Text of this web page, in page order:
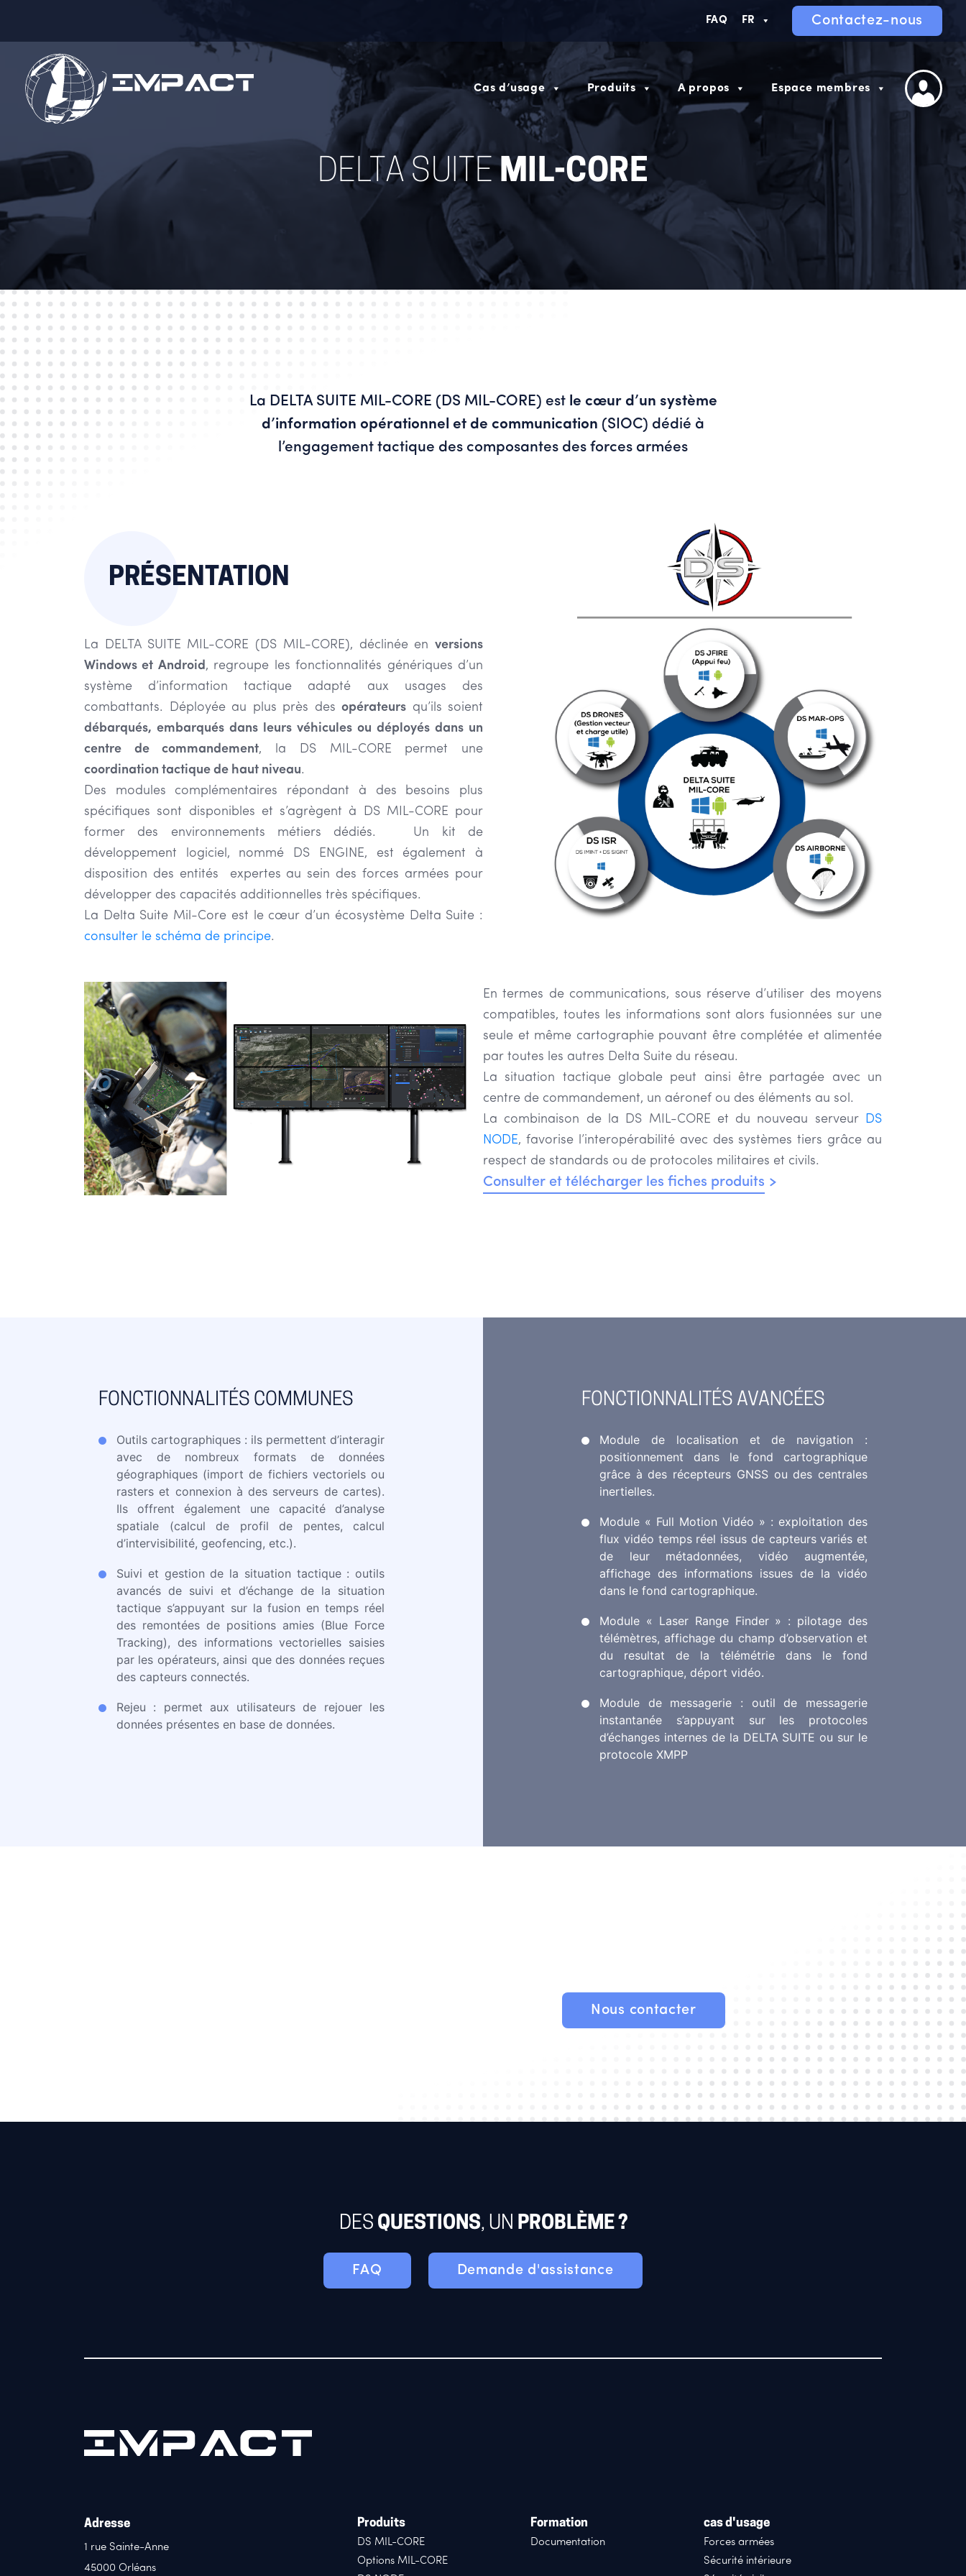
FAQ FR Contactez-nous
Cas d’usage Produits A propos Espace membres
DELTA SUITEMIL-CORE
La DELTA SUITE MIL-CORE (DS MIL-CORE) est le cœur d’un système
d’information opérationnel et de communication (SIOC) dédié à
l’engagement tactique des composantes des forces armées
PRÉSENTATION
La DELTA SUITE MIL-CORE (DS MIL-CORE), déclinée en versions
Windows et Android, regroupe les fonctionnalités génériques d’un
système d’information tactique adapté aux usages des
combattants. Déployée au plus près des opérateurs qu’ils soient
débarqués, embarqués dans leurs véhicules ou déployés dans un
centre de commandement, la DS MIL-CORE permet une
coordination tactique de haut niveau.
Des modules complémentaires répondant à des besoins plus
spécifiques sont disponibles et s’agrègent à DS MIL-CORE pour
former des environnements métiers dédiés. Un kit de
développement logiciel, nommé DS ENGINE, est également à
disposition des entités expertes au sein des forces armées pour
développer des capacités additionnelles très spécifiques.
La Delta Suite Mil-Core est le cœur d’un écosystème Delta Suite :
consulter le schéma de principe.
En termes de communications, sous réserve d’utiliser des moyens
compatibles, toutes les informations sont alors fusionnées sur une
seule et même cartographie pouvant être complétée et alimentée
par toutes les autres Delta Suite du réseau.
La situation tactique globale peut ainsi être partagée avec un
centre de commandement, un aéronef ou des éléments au sol.
La combinaison de la DS MIL-CORE et du nouveau serveur
DS
NODE, favorise l’interopérabilité avec des systèmes tiers grâce au
respect de standards ou de protocoles militaires et civils.
Consulter et télécharger les fiches produits
FONCTIONNALITÉS COMMUNES
Outils cartographiques : ils permettent d’interagir
avec de nombreux formats de données
géographiques (import de fichiers vectoriels ou
rasters et connexion à des serveurs de cartes).
Ils offrent également une capacité d’analyse
spatiale (calcul de profil de pentes, calcul
d’intervisibilité, geofencing, etc.).
Suivi et gestion de la situation tactique : outils
avancés de suivi et d’échange de la situation
tactique s’appuyant sur la fusion en temps réel
des remontées de positions amies (Blue Force
Tracking), des informations vectorielles saisies
par les opérateurs, ainsi que des données reçues
des capteurs connectés.
Rejeu : permet aux utilisateurs de rejouer les
données présentes en base de données.
FONCTIONNALITÉS AVANCÉES
Module de localisation et de navigation :
positionnement dans le fond cartographique
grâce à des récepteurs GNSS ou des centrales
inertielles.
Module « Full Motion Vidéo » : exploitation des
flux vidéo temps réel issus de capteurs variés et
de leur métadonnées, vidéo augmentée,
affichage des informations issues de la vidéo
dans le fond cartographique.
Module « Laser Range Finder » : pilotage des
télémètres, affichage du champ d’observation et
du resultat de la télémétrie dans le fond
cartographique, déport vidéo.
Module de messagerie : outil de messagerie
instantanée s’appuyant sur les protocoles
d’échanges internes de la DELTA SUITE ou sur le
protocole XMPP
Nous contacter
DES QUESTIONS, UN PROBLÈME ?
FAQ Demande d'assistance
Adresse
1 rue Sainte-Anne
45000 Orléans
Produits
DS MIL-CORE
Options MIL-CORE
Formation
Documentation
cas d'usage
Forces armées
Sécurité intérieure